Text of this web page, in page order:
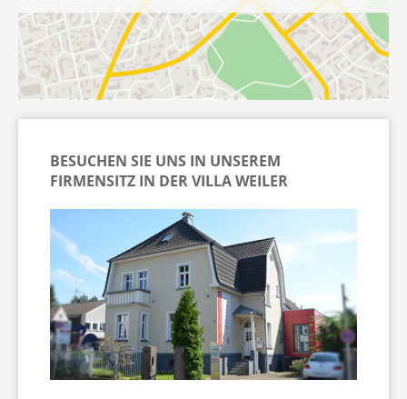
BESUCHEN SIE UNS IN UNSEREM
FIRMENSITZ IN DER VILLA WEILER